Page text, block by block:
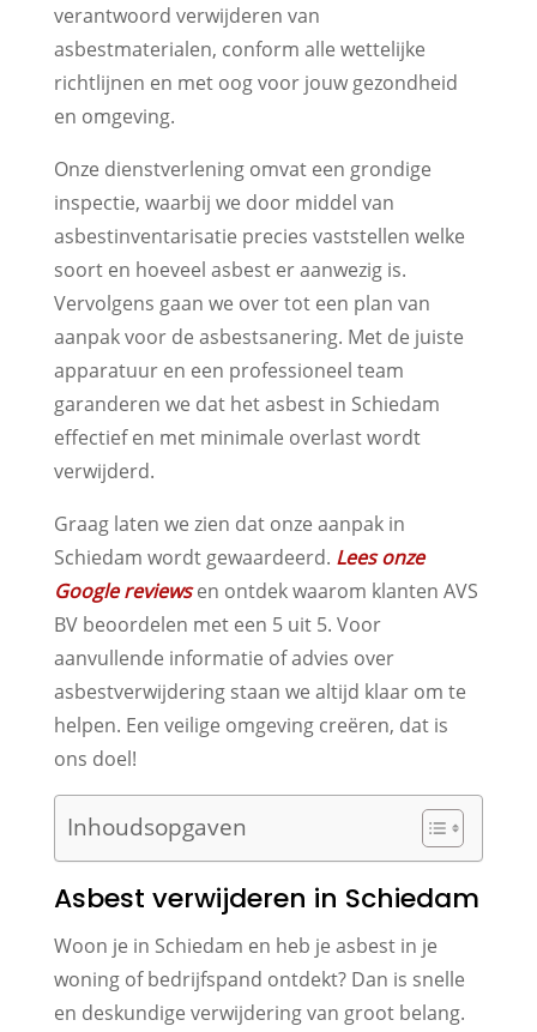
verantwoord verwijderen van
asbestmaterialen, conform alle wettelijke
richtlijnen en met oog voor jouw gezondheid
en omgeving.
Onze dienstverlening omvat een grondige
inspectie, waarbij we door middel van
asbestinventarisatie precies vaststellen welke
soort en hoeveel asbest er aanwezig is.
Vervolgens gaan we over tot een plan van
aanpak voor de asbestsanering. Met de juiste
apparatuur en een professioneel team
garanderen we dat het asbest in Schiedam
effectief en met minimale overlast wordt
verwijderd.
Graag laten we zien dat onze aanpak in
Schiedam wordt gewaardeerd. Lees onze
Google reviewsen ontdek waarom klanten AVS
BV beoordelen met een 5 uit 5. Voor
aanvullende informatie of advies over
asbestverwijdering staan we altijd klaar om te
helpen. Een veilige omgeving creëren, dat is
ons doel!
Inhoudsopgaven
Asbest verwijderen in Schiedam
Woon je in Schiedam en heb je asbest in je
woning of bedrijfspand ontdekt? Dan is snelle
en deskundige verwijdering van groot belang.